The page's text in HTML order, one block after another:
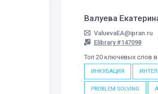
Валуева
ValuevaEA@ipran.ru
Elibrary #147098
Топ 20 ключевых слов в
ИНКУБАЦИЯ
PROBLEM SOLVING